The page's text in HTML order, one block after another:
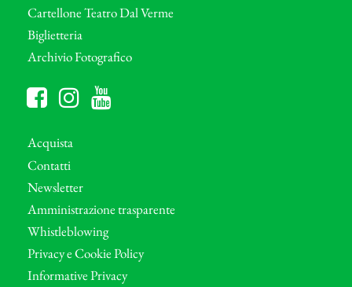
Cartellone Teatro Dal Verme
Biglietteria
Archivio Fotografico
Acquista
Contatti
Newsletter
Amministrazione trasparente
Whistleblowing
Privacy e Cookie Policy
Informative Privacy